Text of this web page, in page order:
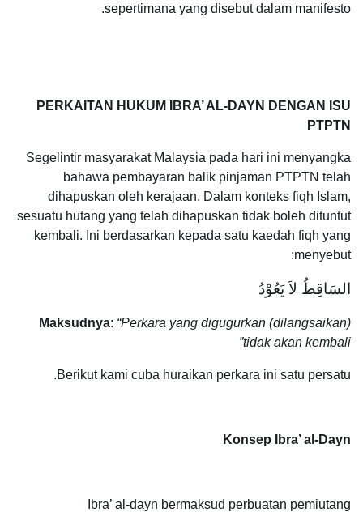
sepertimana yang disebut dalam manifesto.
PERKAITAN HUKUM IBRA’ AL-DAYN DENGAN ISU
PTPTN
Segelintir masyarakat Malaysia pada hari ini menyangka
bahawa pembayaran balik pinjaman PTPTN telah
dihapuskan oleh kerajaan. Dalam konteks fiqh Islam,
sesuatu hutang yang telah dihapuskan tidak boleh dituntut
kembali. Ini berdasarkan kepada satu kaedah fiqh yang
menyebut:
السَاقِطُ لاَ يَعُوْدُ
Maksudnya: “Perkara yang digugurkan (dilangsaikan)
tidak akan kembali”
Berikut kami cuba huraikan perkara ini satu persatu.
Konsep Ibra’ al-Dayn
Ibra’ al-dayn bermaksud perbuatan pemiutang